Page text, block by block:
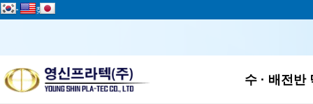
add 즐겨찾기
하위
수 · 배전반